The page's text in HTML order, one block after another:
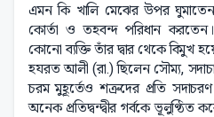
এমন কি খালি মেঝের উপর
কোর্তা ও তহবন্দ পরিধান
কোনো ব্যক্তি তাঁর দ্বার থেকে বিমুখ
হযরত আলী (রা.) ছিলেন সৌম্য,
চরম মুহূর্তেও শত্রুদের প্রতি
অনেক প্রতিদ্বন্দ্বীর গর্বকে ভূলুণ্ঠিত